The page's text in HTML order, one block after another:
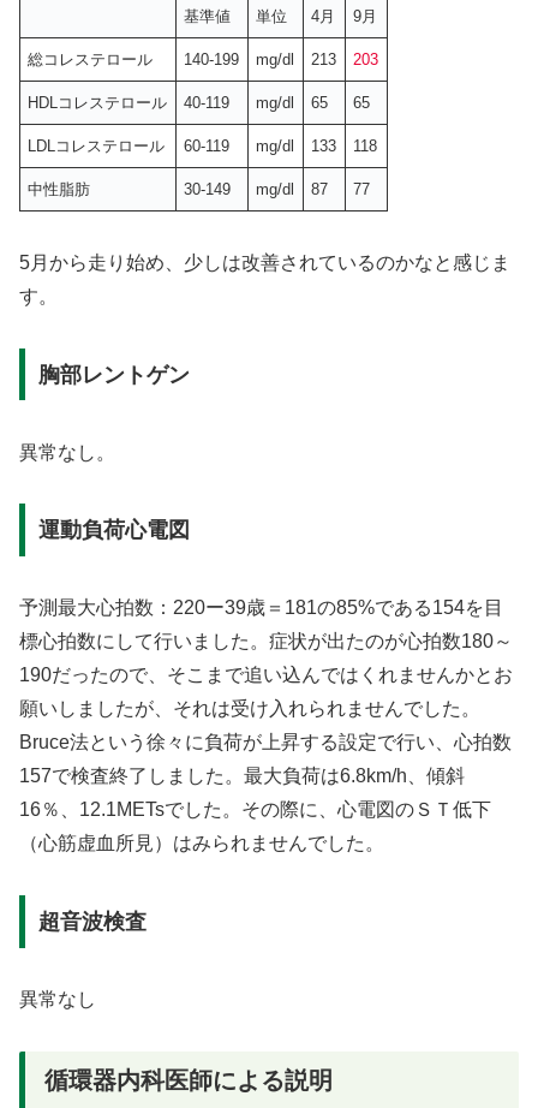
基準値 単位 4月 9月
総コレステロール 140-199 mg/dl 213 203
HDLコレステロール 40-119 mg/dl 65 65
LDLコレステロール 60-119 mg/dl 133 118
中性脂肪 30-149 mg/dl 87 77
5月から走り始め、少しは改善されているのかなと感じま
す。
胸部レントゲン
異常なし。
運動負荷心電図
予測最大心拍数：220ー39歳＝181の85%である154を目
標心拍数にして行いました。症状が出たのが心拍数180～
190だったので、そこまで追い込んではくれませんかとお
願いしましたが、それは受け入れられませんでした。
Bruce法という徐々に負荷が上昇する設定で行い、心拍数
157で検査終了しました。最大負荷は6.8km/h、傾斜
16％、12.1METsでした。その際に、心電図のＳＴ低下
（心筋虚血所見）はみられませんでした。
超音波検査
異常なし
循環器内科医師による説明